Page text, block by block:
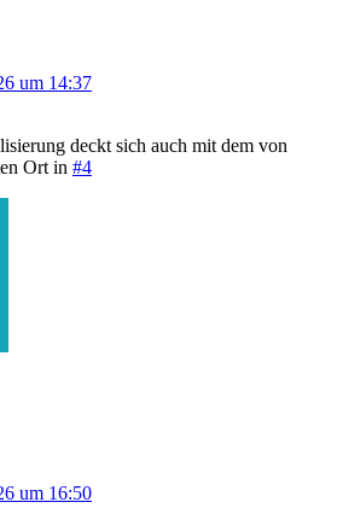
um 14:37
deckt sich auch mit dem von
Ort in #4
um 16:50